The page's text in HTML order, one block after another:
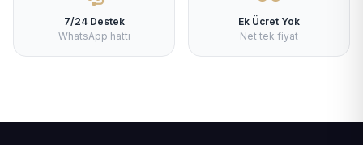
7/24 Destek
WhatsApp hattı
Ek Ücret Yok
Net tek fiyat